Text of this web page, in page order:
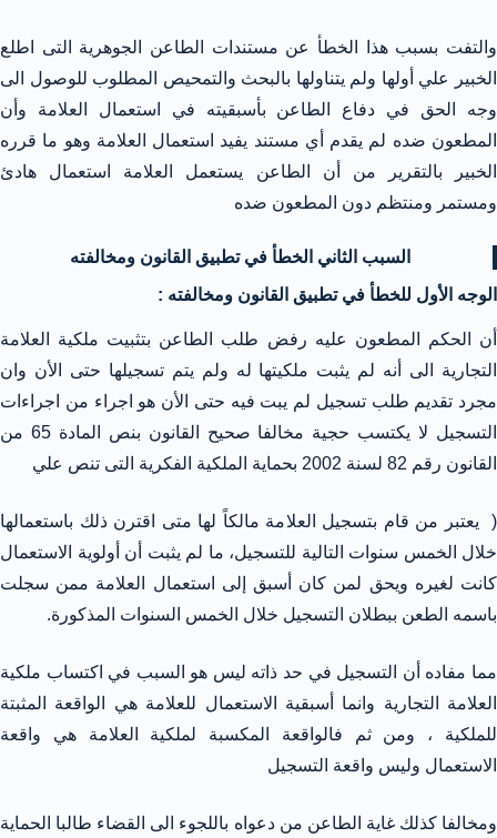
والتفت بسبب هذا الخطأ عن مستندات الطاعن الجوهرية التى اطلع
الخبير علي أولها ولم يتناولها بالبحث والتمحيص المطلوب للوصول الى
وجه الحق في دفاع الطاعن بأسبقيته في استعمال العلامة وأن
المطعون ضده لم يقدم أي مستند يفيد استعمال العلامة وهو ما قرره
الخبير بالتقرير من أن الطاعن يستعمل العلامة استعمال هادئ
ومستمر ومنتظم دون المطعون ضده
السبب الثاني الخطأ في تطبيق القانون ومخالفته
الوجه الأول للخطأ في تطبيق القانون ومخالفته :
أن الحكم المطعون عليه رفض طلب الطاعن بتثبيت ملكية العلامة
التجارية الى أنه لم يثبت ملكيتها له ولم يتم تسجيلها حتى الأن وان
مجرد تقديم طلب تسجيل لم يبت فيه حتى الأن هو اجراء من اجراءات
التسجيل لا يكتسب حجية مخالفا صحيح القانون بنص المادة 65 من
القانون رقم 82 لسنة 2002 بحماية الملكية الفكرية التى تنص علي
( يعتبر من قام بتسجيل العلامة مالكاً لها متى اقترن ذلك باستعمالها
خلال الخمس سنوات التالية للتسجيل، ما لم يثبت أن أولوية الاستعمال
كانت لغيره ويحق لمن كان أسبق إلى استعمال العلامة ممن سجلت
باسمه الطعن ببطلان التسجيل خلال الخمس السنوات المذكورة.
مما مفاده أن التسجيل في حد ذاته ليس هو السبب في اكتساب ملكية
العلامة التجارية وانما أسبقية الاستعمال للعلامة هي الواقعة المثبتة
للملكية ، ومن ثم فالواقعة المكسبة لملكية العلامة هي واقعة
الاستعمال وليس واقعة التسجيل
ومخالفا كذلك غاية الطاعن من دعواه باللجوء الى القضاء طالبا الحماية